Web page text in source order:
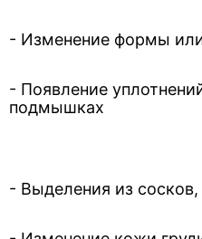
- Изменение формы
- Появление
подмышках
- Выделения из